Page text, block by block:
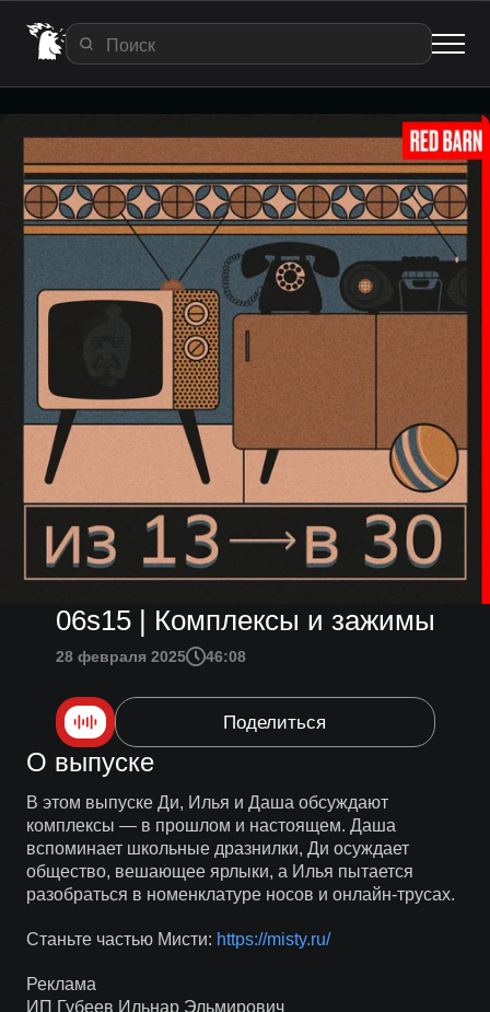
06s15 | Комплексы и зажимы
28 февраля 2025 46:08
Поделиться
О выпуске
В этом выпуске Ди, Илья и Даша обсуждают
комплексы — в прошлом и настоящем. Даша
вспоминает школьные дразнилки, Ди осуждает
общество, вешающее ярлыки, а Илья пытается
разобраться в номенклатуре носов и онлайн-трусах.
Станьте частью Мисти: https://misty.ru/
Реклама
ИП Губеев Ильнар Эльмирович